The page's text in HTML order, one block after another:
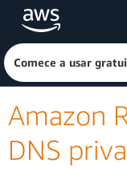
Pular para o conteúdo
Clique aqui
Comece a usar
Amazon
DNS